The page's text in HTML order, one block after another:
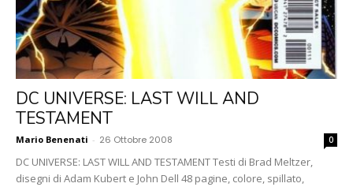
DC UNIVERSE: LAST WILL AND
TESTAMENT
Mario Benenati - 26 Ottobre 2008 0
DC UNIVERSE: LAST WILL AND TESTAMENT Testi di Brad Meltzer,
disegni di Adam Kubert e John Dell 48 pagine, colore, spillato,